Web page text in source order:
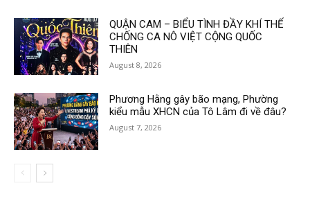
QUẬN CAM – BIỂU TÌNH ĐẦY KHÍ THẾ
CHỐNG CA NÔ VIỆT CỘNG QUỐC
THIÊN
August 8, 2026
Phương Hằng gây bão mạng, Phường
kiểu mẫu XHCN của Tô Lâm đi về đâu?
August 7, 2026